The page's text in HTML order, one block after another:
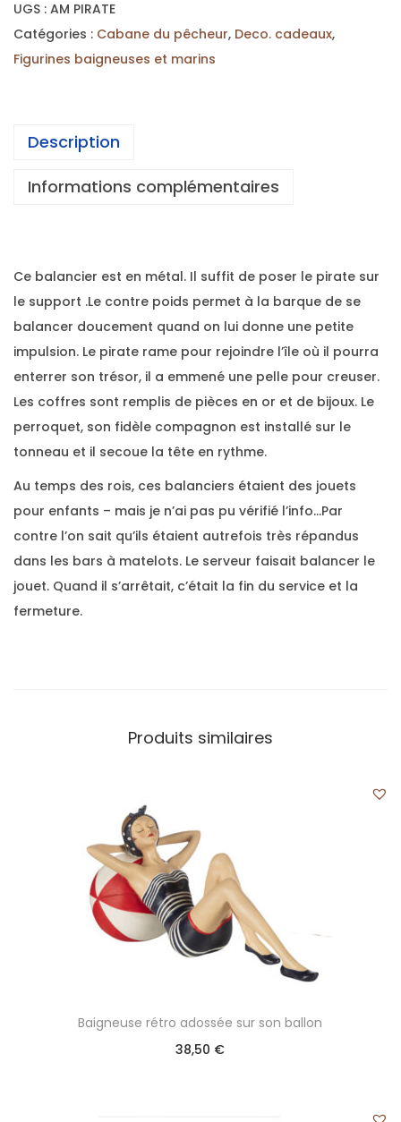
UGS : AM PIRATE
Catégories : Cabane du pêcheur, Deco. cadeaux,
Figurines baigneuses et marins
Description
Informations complémentaires
Ce balancier est en métal. Il suffit de poser le pirate sur
le support .Le contre poids permet à la barque de se
balancer doucement quand on lui donne une petite
impulsion. Le pirate rame pour rejoindre l’île où il pourra
enterrer son trésor, il a emmené une pelle pour creuser.
Les coffres sont remplis de pièces en or et de bijoux. Le
perroquet, son fidèle compagnon est installé sur le
tonneau et il secoue la tête en rythme.
Au temps des rois, ces balanciers étaient des jouets
pour enfants – mais je n’ai pas pu vérifié l’info…Par
contre l’on sait qu’ils étaient autrefois très répandus
dans les bars à matelots. Le serveur faisait balancer le
jouet. Quand il s’arrêtait, c’était la fin du service et la
fermeture.
Produits similaires
Baigneuse rétro adossée sur son ballon
38,50 €